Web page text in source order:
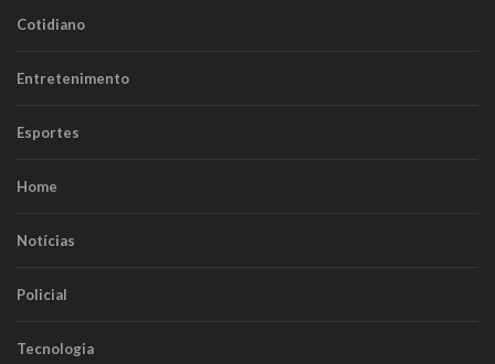
Cotidiano
Entretenimento
Esportes
Home
Notícias
Policial
Tecnologia